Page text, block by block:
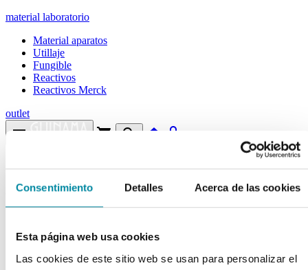
Consentimiento Detalles Acerca de las cookies
Esta página web usa cookies
Las cookies de este sitio web se usan para personalizar el
material laboratorio
Material aparatos
Utillaje
Fungible
Reactivos
Reactivos Merck
outlet
menu shopping_cart search home lock
Actualmente se encuentra en:
arrow_back Ficha de producto